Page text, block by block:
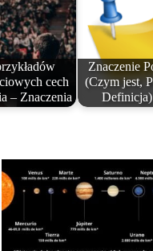
cech
– Znaczenia
Znaczenie
(Czym jest,